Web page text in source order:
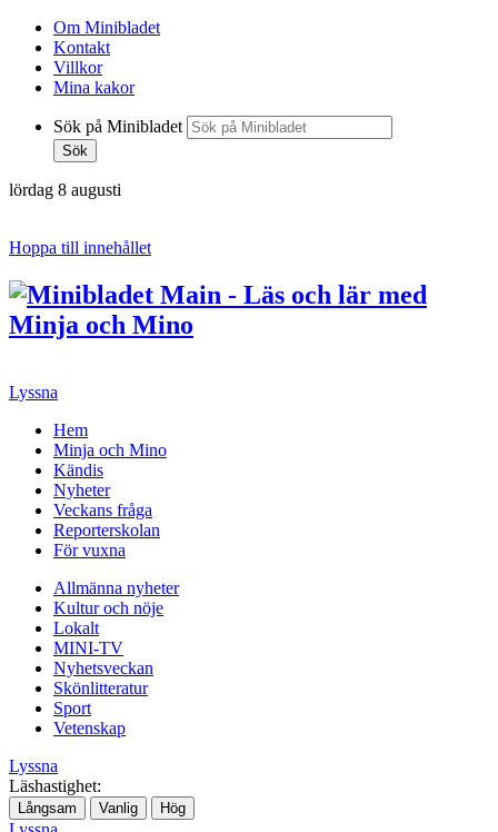
Om Minibladet
Kontakt
Villkor
Mina kakor
Sök på Minibladet
Sök
lördag 8 augusti
Hoppa till innehållet
Lyssna
Hem
Minja och Mino
Kändis
Nyheter
Veckans fråga
Reporterskolan
För vuxna
Allmänna nyheter
Kultur och nöje
Lokalt
MINI-TV
Nyhetsveckan
Skönlitteratur
Sport
Vetenskap
Lyssna
Läshastighet:
Långsam Vanlig Hög